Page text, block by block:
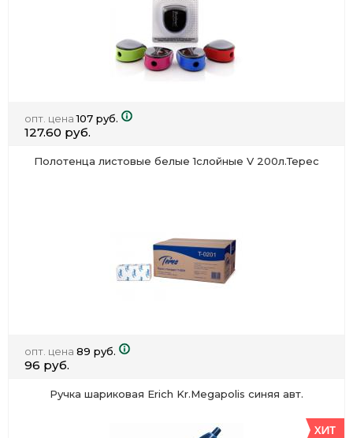
опт. цена107 руб.
127.60 руб.
Полотенца листовые белые 1слойные V 200л.Терес
опт. цена 89 руб.
96 руб.
Ручка шариковая Erich Kr.Megapolis синяя авт.